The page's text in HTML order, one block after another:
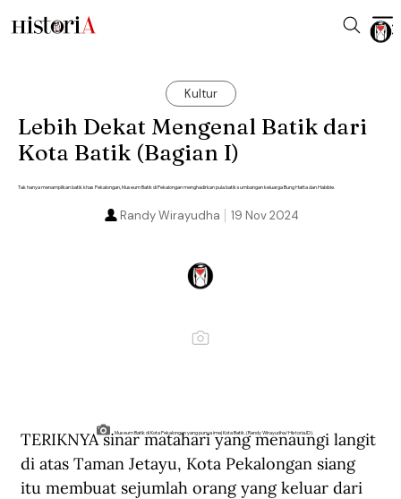
Kultur
Lebih Dekat Mengenal Batik dari
Kota Batik (Bagian I)
Tak hanya menampilkan batik khas Pekalongan, Museum Batik di Pekalongan menghadirkan pula batik sumbangan keluarga Bung Hatta dan Habibie.
19 Nov 2024
Randy Wirayudha
Museum Batik di Kota Pekalongan yang punya imej Kota Batik. (Randy Wirayudha/Historia.ID).
TERIKNYA sinar matahari yang menaungi langit
di atas Taman Jetayu, Kota Pekalongan siang
itu membuat sejumlah orang yang keluar dari